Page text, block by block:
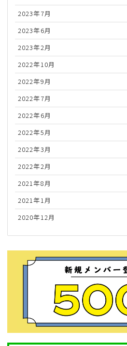
2023年7月
2023年6月
2023年2月
2022年10月
2022年9月
2022年7月
2022年6月
2022年5月
2022年3月
2022年2月
2021年8月
2021年1月
2020年12月